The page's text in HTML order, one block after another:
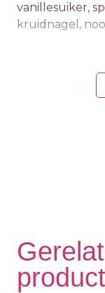
vanillesuiker,
kruidnagel,
Gekoeld
uit de